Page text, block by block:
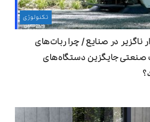
تکنولوژی
ناگزیر در صنایع / چرا ربات‌های
جایگزین دستگاه‌های